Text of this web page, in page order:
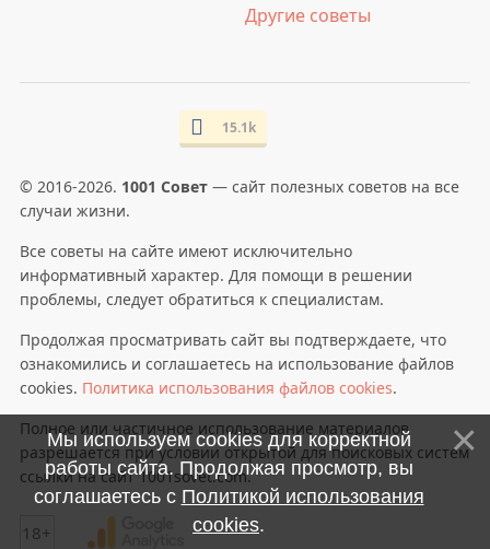
Другие советы
15.1k
© 2016-2026. 1001 Совет— сайт полезных советов на все
случаи жизни.
Все советы на сайте имеют исключительно
информативный характер. Для помощи в решении
проблемы, следует обратиться к специалистам.
Продолжая просматривать сайт вы подтверждаете, что
ознакомились и соглашаетесь на использование файлов
cookies. Политика использования файлов cookies.
Полное или частичное использование материалов
разрешается при условии открытой для поисковых систем
ссылки на сайт 1001sovet.com.
18+
Мы используем cookies для корректной
работы сайта. Продолжая просмотр, вы
соглашаетесь с Политикой использования
cookies.